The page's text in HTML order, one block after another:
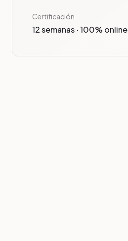
Certificación
12 semanas · 100% online